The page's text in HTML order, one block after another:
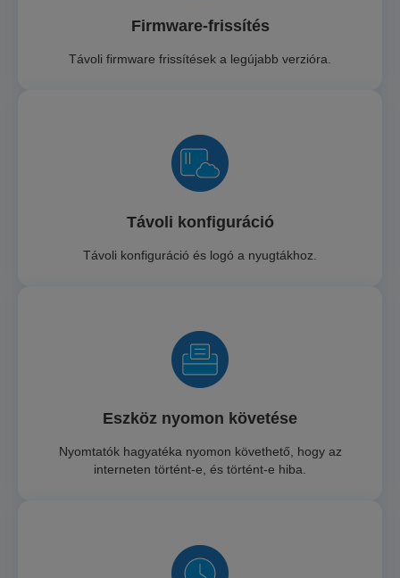
Firmware-frissítés
Távoli firmware frissítések a legújabb verzióra.
Távoli konfiguráció
Távoli konfiguráció és logó a nyugtákhoz.
Eszköz nyomon követése
Nyomtatók hagyatéka nyomon követhető, hogy az
interneten történt-e, és történt-e hiba.